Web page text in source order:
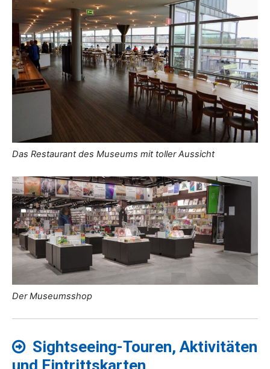
Das Restaurant des Museums mit toller Aussicht
Der Museumsshop
Sightseeing-Touren, Aktivitäten